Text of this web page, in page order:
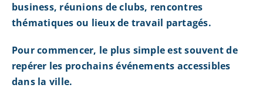
business, réunions de clubs, rencontres
thématiques ou lieux de travail partagés.
Pour commencer, le plus simple est souvent de
repérer les prochains événements accessibles
dans la ville.